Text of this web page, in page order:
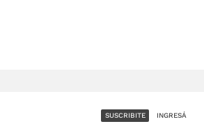
SUSCRIBITE INGRESÁ